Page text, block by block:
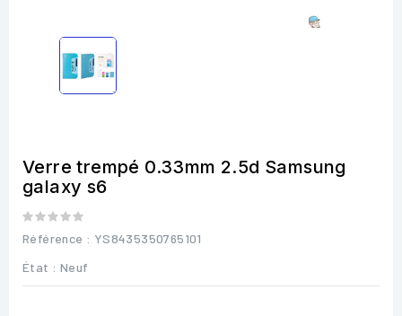
Verre trempé 0.33mm 2.5d Samsung
galaxy s6
Référence : YS8435350765101
État : Neuf